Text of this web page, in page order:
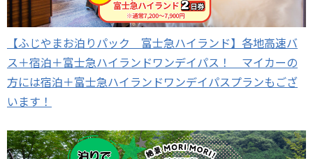
【ふじやまお泊りパック 富士急ハイランド】各地高速バ
ス＋宿泊＋富士急ハイランドワンデイパス！ マイカーの
方には宿泊＋富士急ハイランドワンデイパスプランもござ
います！